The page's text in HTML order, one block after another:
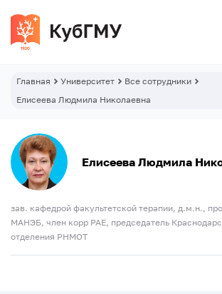
Главная Университет
Все сотрудники
Елисеева Людмила Николаевна
Елисеева Людмила
зав. кафедрой факультетской терапии, д.м.н.,
МАНЭБ, член корр РАЕ, председатель
отделения РНМОТ